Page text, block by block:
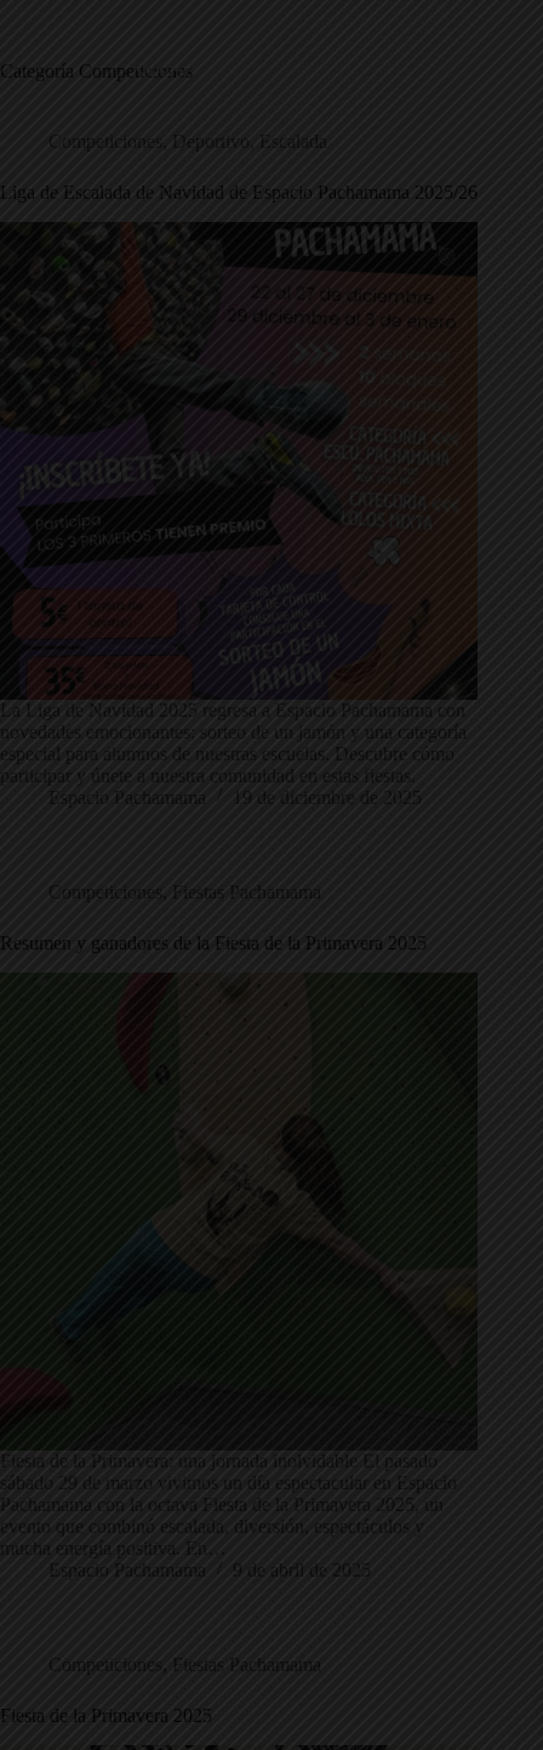
Categoría Competiciones
Competiciones , Deportivo, Escalada
Liga de Escalada de Navidad de Espacio Pachamama 2025/26
La Liga de Navidad 2025 regresa a Espacio Pachamama con
novedades emocionantes: sorteo de un jamón y una categoría
especial para alumnos de nuestras escuelas. Descubre cómo
participar y únete a nuestra comunidad en estas fiestas.
Espacio Pachamama
19 de diciembre de 2025
Competiciones , Fiestas Pachamama
Resumen y ganadores de la Fiesta de la Primavera 2025
Fiesta de la Primavera: una jornada inolvidable El pasado
sábado 29 de marzo vivimos un día espectacular en Espacio
Pachamama con la octava Fiesta de la Primavera 2025, un
evento que combinó escalada, diversión, espectáculos y
mucha energía positiva. En…
Espacio Pachamama
9 de abril de 2025
Competiciones, Fiestas Pachamama
Fiesta de la Primavera 2025